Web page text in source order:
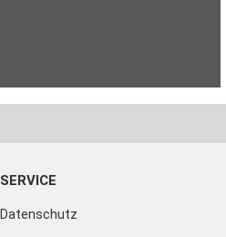
SERVICE
Datenschutz